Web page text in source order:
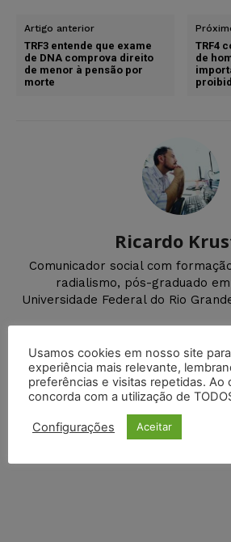
Artigo anterior
TRF3 entende que exame
de DNA comprova direito
de menor à pensão por
morte
TRF4
de
Ricardo
Comunicador social com
radialismo, pós-graduado
Universidade Federal do Rio
DEIXE UM COMENTÁRIO
Default Comments (0) Facebook Comments
Usamos cookies em nosso site
experiência mais relevante,
preferências e visitas repetidas. Ao
concorda com a utilização de
Configurações Aceitar